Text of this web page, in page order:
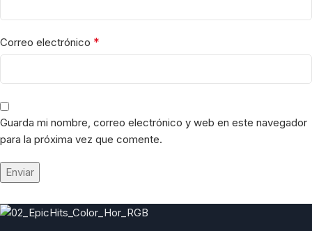
Correo electrónico *
Guarda mi nombre, correo electrónico y web en este navegador
para la próxima vez que comente.